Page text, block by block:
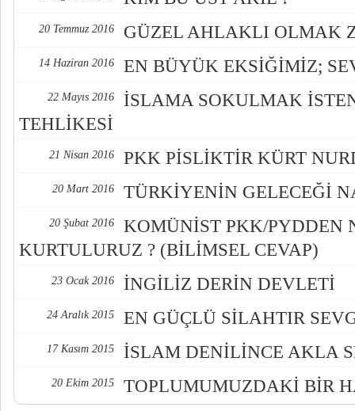
20 Temmuz 2016 GÜZEL AHLAKLI OLMAK
14 Haziran 2016 EN BÜYÜK EKSİĞİMİZ;
22 Mayıs 2016
İSLAMA SOKULMAK
TEHLİKESİ
21 Nisan 2016 PKK PİSLİKTİR KÜRT
20 Mart 2016 TÜRKİYENİN GELECEĞİ
20 Şubat 2016
KOMÜNİST PKK/PYDDEN
KURTULURUZ ? (BİLİMSEL CEVAP)
23 Ocak 2016 İNGİLİZ DERİN DEVLETİ
24 Aralık 2015 EN GÜÇLÜ SİLAHTIR
17 Kasım 2015 İSLAM DENİLİNCE AKLA
20 Ekim 2015 TOPLUMUMUZDAKİ BİR